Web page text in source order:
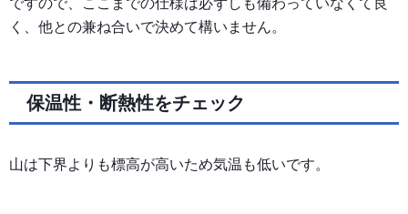
く、他との兼ね合いで決めて構いません。
保温性・断熱性をチェック
山は下界よりも標高が高いため気温も低いです。